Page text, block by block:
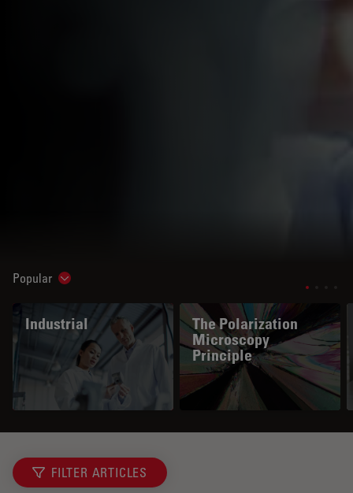
Popular Show subnavigation
Industrial
The Polarization
Microscopy
Principle
FILTER ARTICLES